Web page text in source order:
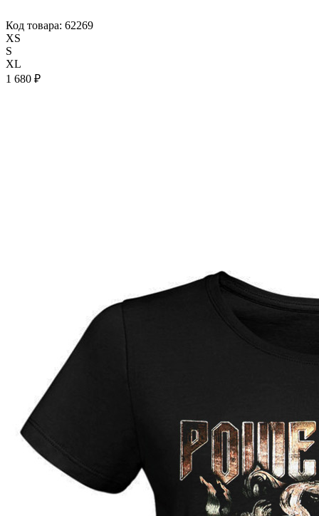
Код товара: 62269
XS
S
XL
1 680 ₽